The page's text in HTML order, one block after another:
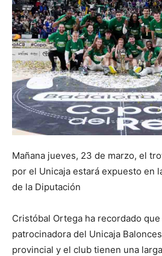
Mañana jueves, 23 de marzo, el
por el Unicaja estará expuesto en
de la Diputación
Cristóbal Ortega ha recordado
patrocinadora del Unicaja
provincial y el club tienen una